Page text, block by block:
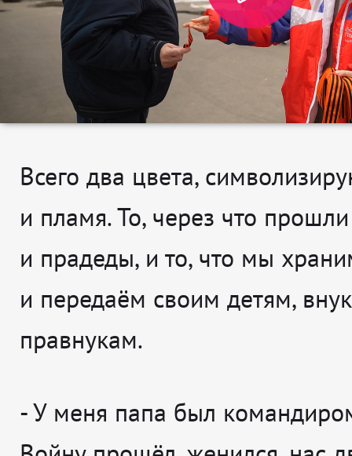
Всего два цвета,
и пламя. То, через что
и прадеды, и то, что мы
и передаём своим детям,
правнукам.
- Уменя папа был